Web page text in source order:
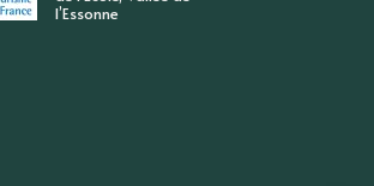
l’Essonne